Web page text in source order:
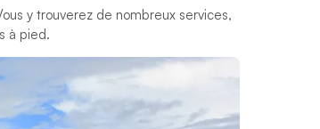
y trouverez de nombreux services,
à pied.